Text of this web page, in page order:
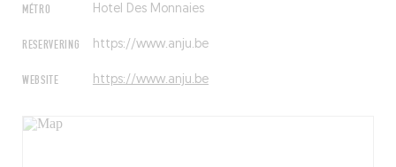
MÉTRO Hotel Des Monnaies
RESERVERING https://www.anju.be
WEBSITE https://www.anju.be